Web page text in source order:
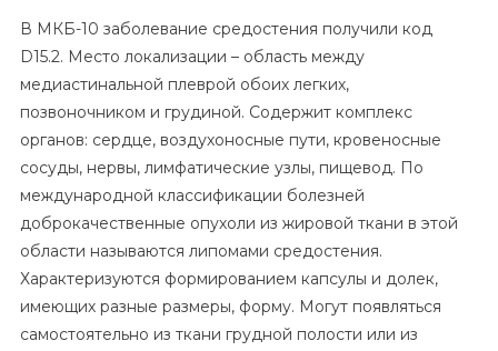
В МКБ-10 заболевание средостения получили код
D15.2. Место локализации – область между
медиастинальной плеврой обоих легких,
позвоночником и грудиной. Содержит комплекс
органов: сердце, воздухоносные пути, кровеносные
сосуды, нервы, лимфатические узлы, пищевод. По
международной классификации болезней
доброкачественные опухоли из жировой ткани в этой
области называются липомами средостения.
Характеризуются формированием капсулы и долек,
имеющих разные размеры, форму. Могут появляться
самостоятельно из ткани грудной полости или из